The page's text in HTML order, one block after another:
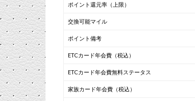
ポイント還元率（上限）
交換可能マイル
ポイント備考
ETCカード年会費（税込）
ETCカード年会費無料ステータス
家族カード年会費（税込）